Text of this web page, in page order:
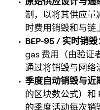
制，以将其供应量
时费用销毁和与链
BEP-95 / 实时销毁
gas 费用（由验证
通过将销毁与网络
季度自动销毁与近
的区块数公式）和
的季度活动每次销